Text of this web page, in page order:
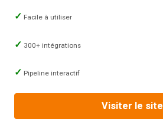
Facile à utiliser
300+ intégrations
Pipeline interactif
Visiter le site